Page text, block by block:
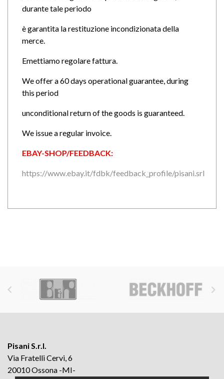
durante tale periodo
è garantita la restituzione incondizionata della
merce.
Emettiamo regolare fattura.
We offer a 60 days operational guarantee, during
this period
unconditional return of the goods is guaranteed.
We issue a regular invoice.
EBAY-SHOP/FEEDBACK:
https://www.ebay.it/fdbk/feedback_profile/pisani.srl
 
Pisani S.r.l.
Via Fratelli Cervi, 6
20010 Ossona -MI-